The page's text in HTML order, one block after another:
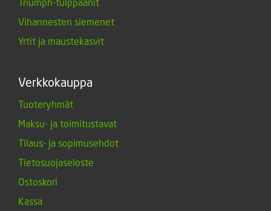
Vihannesten siemenet
Yrtit ja maustekasvit
Verkkokauppa
Tuoteryhmät
Maksu- ja toimitustavat
Tilaus- ja sopimusehdot
Tietosuojaseloste
Ostoskori
Kassa